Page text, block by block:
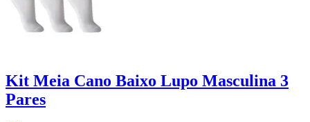
Kit Meia Cano Baixo Lupo Masculina 3
Pares